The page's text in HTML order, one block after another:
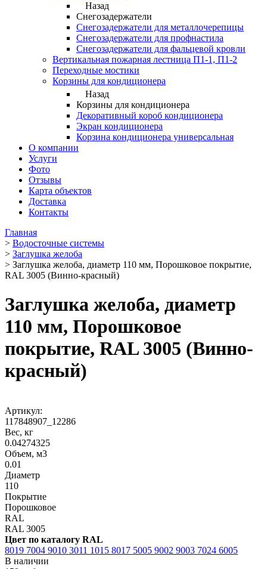
Назад
Снегозадержатели
Снегозадержатели для металлочерепицы
Снегозадержатели для профнастила
Снегозадержатели для фальцевой кровли
Вертикальная пожарная лестница П1-1, П1-2
Переходные мостики
Корзины для кондиционера
Назад
Корзины для кондиционера
Декоративный короб кондиционера
Экран кондиционера
Корзина кондиционера универсальная
О компании
Услуги
Фото
Отзывы
Карта объектов
Доставка
Контакты
Главная
> Водосточные системы
> Заглушка желоба
> Заглушка желоба, диаметр 110 мм, Порошковое покрытие,
RAL 3005 (Винно-красный)
Заглушка желоба, диаметр
110 мм, Порошковое
покрытие, RAL 3005 (Винно-
красный)
Артикул:
117848907_12286
Вес, кг
0.04274325
Объем, м3
0.01
Диаметр
110
Покрытие
Порошковое
RAL
RAL 3005
Цвет по каталогу RAL
8019 7004 9010 3011 1015 8017 5005 9002 9003 7024 6005
В наличии